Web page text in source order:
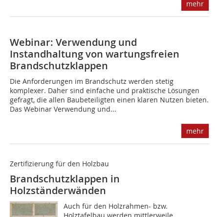
mehr
Webinar: Verwendung und
Instandhaltung von wartungsfreien
Brandschutzklappen
Die Anforderungen im Brandschutz werden stetig
komplexer. Daher sind einfache und praktische Lösungen
gefragt, die allen Baubeteiligten einen klaren Nutzen bieten.
Das Webinar Verwendung und...
mehr
Zertifizierung für den Holzbau
Brandschutzklappen in
Holzständerwänden
Auch für den Holzrahmen- bzw.